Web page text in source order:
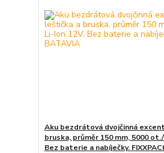
Aku bezdrátová dvojčinná
bruska, průměr 150 mm, 5000
Bez baterie a nabíječky.